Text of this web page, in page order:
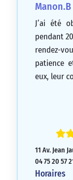
Manon.B
J’ai été
pendant
rendez-
patience
eux, leur
11 Av. Jean
04 75 20 57
Horaires